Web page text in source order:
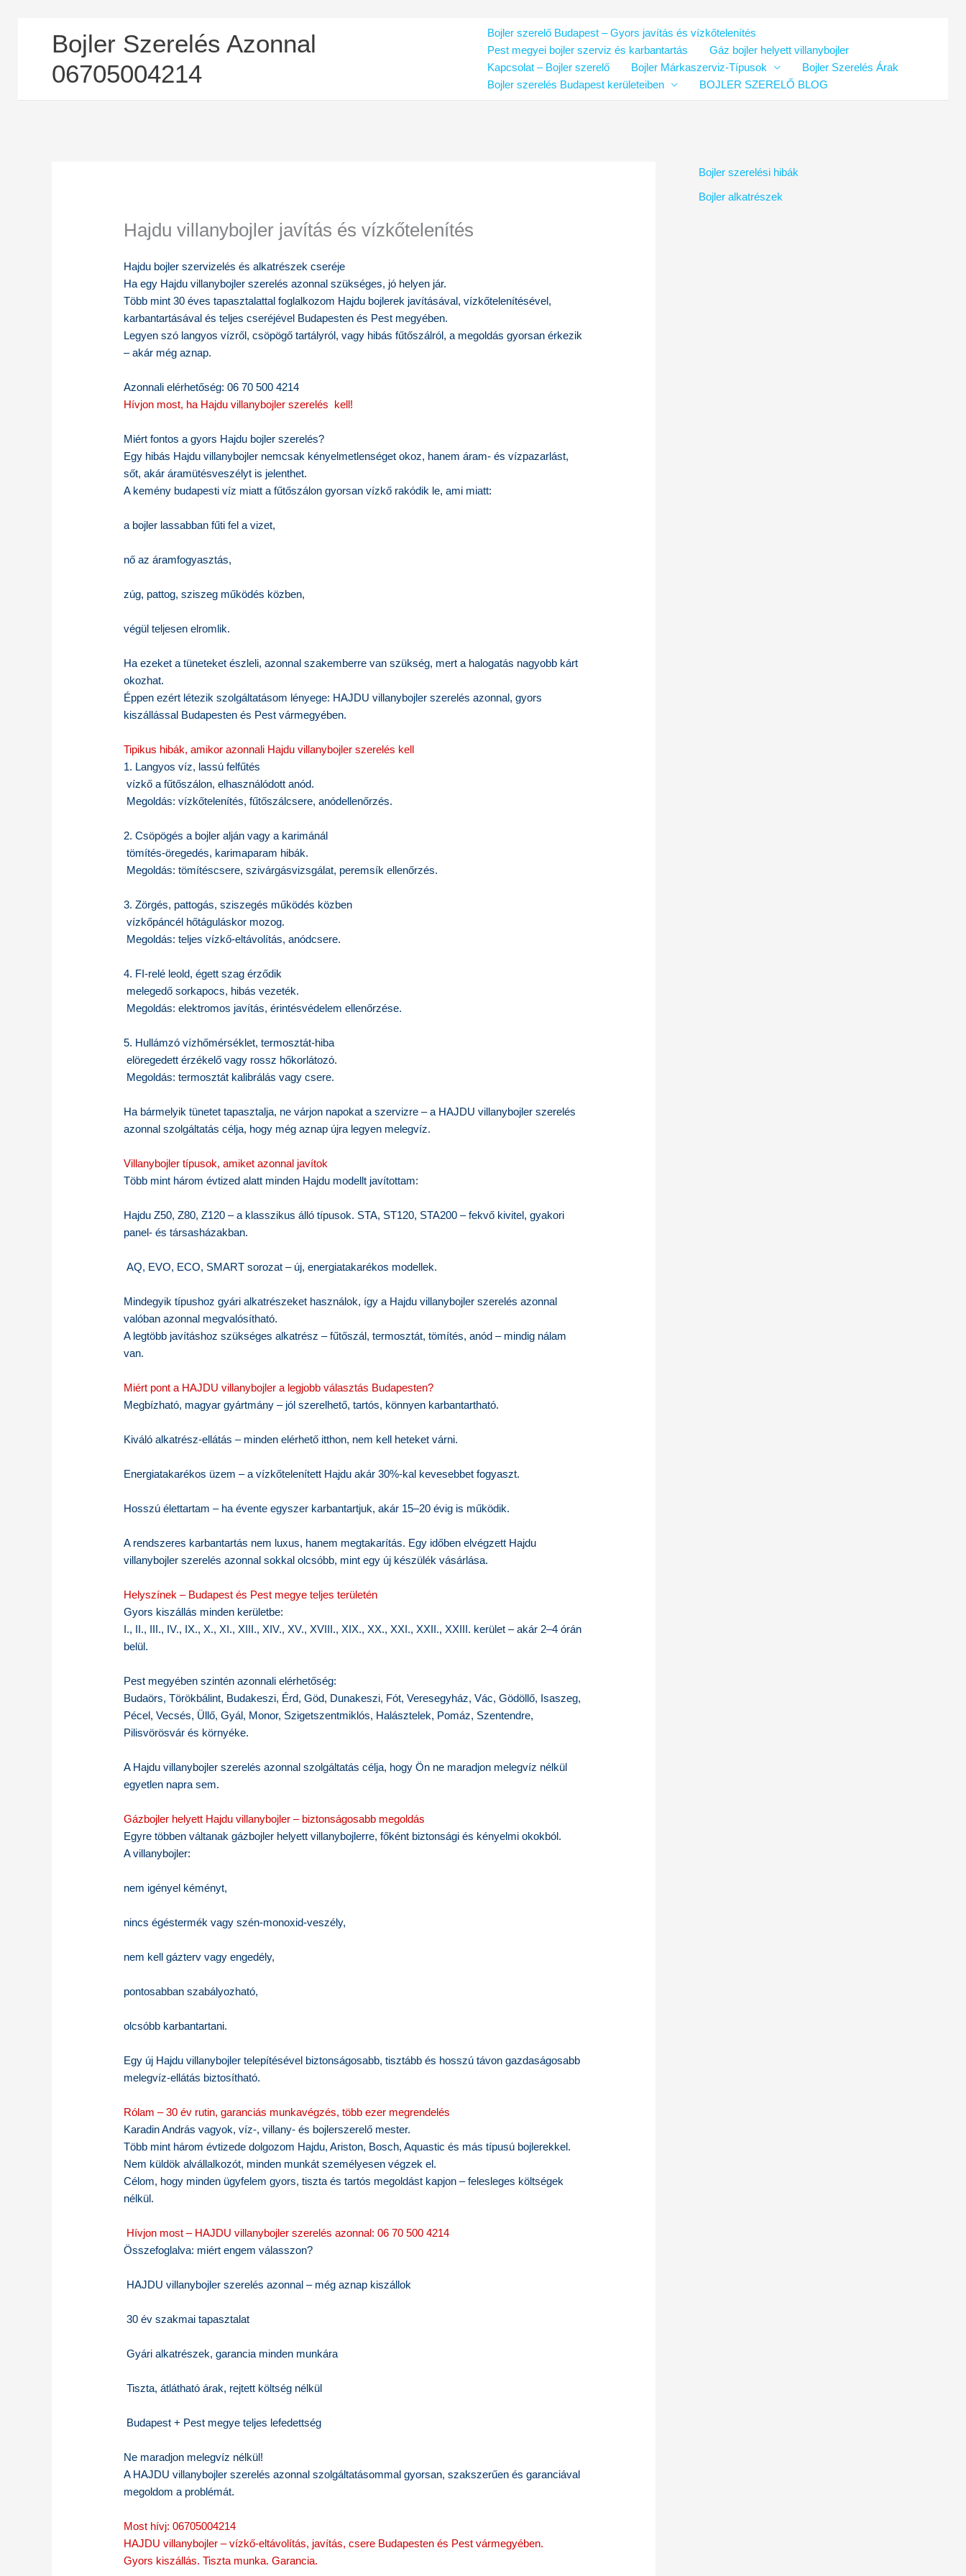
Bojler Szerelés Azonnal
06705004214
Bojler szerelő Budapest – Gyors javítás és vízkőtelenítés
Pest megyei bojler szerviz és karbantartás
Gáz bojler helyett villanybojler
Kapcsolat – Bojler szerelő
Bojler Márkaszerviz-Típusok
Bojler Szerelés Árak
Bojler szerelés Budapest kerületeiben
BOJLER SZERELŐ BLOG
Hajdu villanybojler javítás és vízkőtelenítés
Hajdu bojler szervizelés és alkatrészek cseréje
Ha egy Hajdu villanybojler szerelés azonnal szükséges, jó helyen jár.
Több mint 30 éves tapasztalattal foglalkozom Hajdu bojlerek javításával, vízkőtelenítésével,
karbantartásával és teljes cseréjével Budapesten és Pest megyében.
Legyen szó langyos vízről, csöpögő tartályról, vagy hibás fűtőszálról, a megoldás gyorsan érkezik
– akár még aznap.
Azonnali elérhetőség: 06 70 500 4214
Hívjon most, ha Hajdu villanybojler szerelés kell!
Miért fontos a gyors Hajdu bojler szerelés?
Egy hibás Hajdu villanybojler nemcsak kényelmetlenséget okoz, hanem áram- és vízpazarlást,
sőt, akár áramütésveszélyt is jelenthet.
A kemény budapesti víz miatt a fűtőszálon gyorsan vízkő rakódik le, ami miatt:
a bojler lassabban fűti fel a vizet,
nő az áramfogyasztás,
zúg, pattog, sziszeg működés közben,
végül teljesen elromlik.
Ha ezeket a tüneteket észleli, azonnal szakemberre van szükség, mert a halogatás nagyobb kárt
okozhat.
Éppen ezért létezik szolgáltatásom lényege: HAJDU villanybojler szerelés azonnal, gyors
kiszállással Budapesten és Pest vármegyében.
Tipikus hibák, amikor azonnali Hajdu villanybojler szerelés kell
1. Langyos víz, lassú felfűtés
vízkő a fűtőszálon, elhasználódott anód.
Megoldás: vízkőtelenítés, fűtőszálcsere, anódellenőrzés.
2. Csöpögés a bojler alján vagy a karimánál
tömítés-öregedés, karimaparam hibák.
Megoldás: tömítéscsere, szivárgásvizsgálat, peremsík ellenőrzés.
3. Zörgés, pattogás, sziszegés működés közben
vízkőpáncél hőtáguláskor mozog.
Megoldás: teljes vízkő-eltávolítás, anódcsere.
4. FI-relé leold, égett szag érződik
melegedő sorkapocs, hibás vezeték.
Megoldás: elektromos javítás, érintésvédelem ellenőrzése.
5. Hullámzó vízhőmérséklet, termosztát-hiba
elöregedett érzékelő vagy rossz hőkorlátozó.
Megoldás: termosztát kalibrálás vagy csere.
Ha bármelyik tünetet tapasztalja, ne várjon napokat a szervizre – a HAJDU villanybojler szerelés
azonnal szolgáltatás célja, hogy még aznap újra legyen melegvíz.
Villanybojler típusok, amiket azonnal javítok
Több mint három évtized alatt minden Hajdu modellt javítottam:
Hajdu Z50, Z80, Z120 – a klasszikus álló típusok. STA, ST120, STA200 – fekvő kivitel, gyakori
panel- és társasházakban.
AQ, EVO, ECO, SMART sorozat – új, energiatakarékos modellek.
Mindegyik típushoz gyári alkatrészeket használok, így a Hajdu villanybojler szerelés azonnal
valóban azonnal megvalósítható.
A legtöbb javításhoz szükséges alkatrész – fűtőszál, termosztát, tömítés, anód – mindig nálam
van.
Miért pont a HAJDU villanybojler a legjobb választás Budapesten?
Megbízható, magyar gyártmány – jól szerelhető, tartós, könnyen karbantartható.
Kiváló alkatrész-ellátás – minden elérhető itthon, nem kell heteket várni.
Energiatakarékos üzem – a vízkőtelenített Hajdu akár 30%-kal kevesebbet fogyaszt.
Hosszú élettartam – ha évente egyszer karbantartjuk, akár 15–20 évig is működik.
A rendszeres karbantartás nem luxus, hanem megtakarítás. Egy időben elvégzett Hajdu
villanybojler szerelés azonnal sokkal olcsóbb, mint egy új készülék vásárlása.
Helyszínek – Budapest és Pest megye teljes területén
Gyors kiszállás minden kerületbe:
I., II., III., IV., IX., X., XI., XIII., XIV., XV., XVIII., XIX., XX., XXI., XXII., XXIII. kerület – akár 2–4 órán
belül.
Pest megyében szintén azonnali elérhetőség:
Budaörs, Törökbálint, Budakeszi, Érd, Göd, Dunakeszi, Fót, Veresegyház, Vác, Gödöllő, Isaszeg,
Pécel, Vecsés, Üllő, Gyál, Monor, Szigetszentmiklós, Halásztelek, Pomáz, Szentendre,
Pilisvörösvár és környéke.
A Hajdu villanybojler szerelés azonnal szolgáltatás célja, hogy Ön ne maradjon melegvíz nélkül
egyetlen napra sem.
Gázbojler helyett Hajdu villanybojler – biztonságosabb megoldás
Egyre többen váltanak gázbojler helyett villanybojlerre, főként biztonsági és kényelmi okokból.
A villanybojler:
nem igényel kéményt,
nincs égéstermék vagy szén-monoxid-veszély,
nem kell gázterv vagy engedély,
pontosabban szabályozható,
olcsóbb karbantartani.
Egy új Hajdu villanybojler telepítésével biztonságosabb, tisztább és hosszú távon gazdaságosabb
melegvíz-ellátás biztosítható.
Rólam – 30 év rutin, garanciás munkavégzés, több ezer megrendelés
Karadin András vagyok, víz-, villany- és bojlerszerelő mester.
Több mint három évtizede dolgozom Hajdu, Ariston, Bosch, Aquastic és más típusú bojlerekkel.
Nem küldök alvállalkozót, minden munkát személyesen végzek el.
Célom, hogy minden ügyfelem gyors, tiszta és tartós megoldást kapjon – felesleges költségek
nélkül.
Hívjon most – HAJDU villanybojler szerelés azonnal: 06 70 500 4214
Összefoglalva: miért engem válasszon?
HAJDU villanybojler szerelés azonnal – még aznap kiszállok
30 év szakmai tapasztalat
Gyári alkatrészek, garancia minden munkára
Tiszta, átlátható árak, rejtett költség nélkül
Budapest + Pest megye teljes lefedettség
Ne maradjon melegvíz nélkül!
A HAJDU villanybojler szerelés azonnal szolgáltatásommal gyorsan, szakszerűen és garanciával
megoldom a problémát.
Most hívj: 06705004214
HAJDU villanybojler – vízkő-eltávolítás, javítás, csere Budapesten és Pest vármegyében.
Gyors kiszállás. Tiszta munka. Garancia.
Bojler szerelési hibák
Bojler alkatrészek